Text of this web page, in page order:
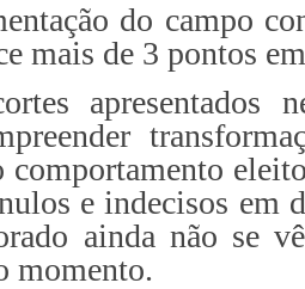
do campo
mais de 3 pontos
apresentados
comportamento
e indecisos em
ainda não se
momento.